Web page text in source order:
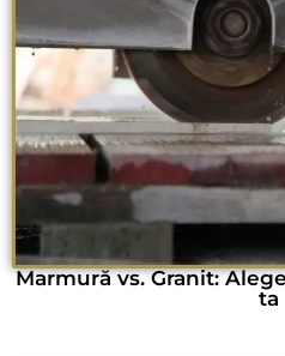
Marmură vs. Granit:
ta